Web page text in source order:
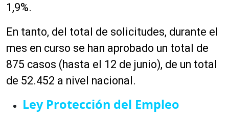
1,9%.
En tanto, del total de solicitudes, durante el
mes en curso se han aprobado un total de
875 casos (hasta el 12 de junio), de un total
de 52.452 a nivel nacional.
Ley Protección del Empleo